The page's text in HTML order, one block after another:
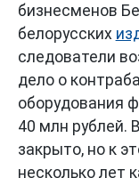
бизнесменов
белорусских
следователи
дело о
оборудования
40 млн рублей.
закрыто, но к
несколько лет